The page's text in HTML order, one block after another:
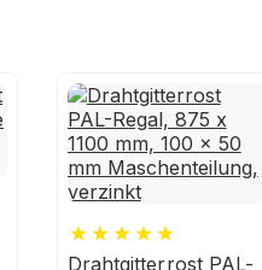
Drahtgitterrost PAL-